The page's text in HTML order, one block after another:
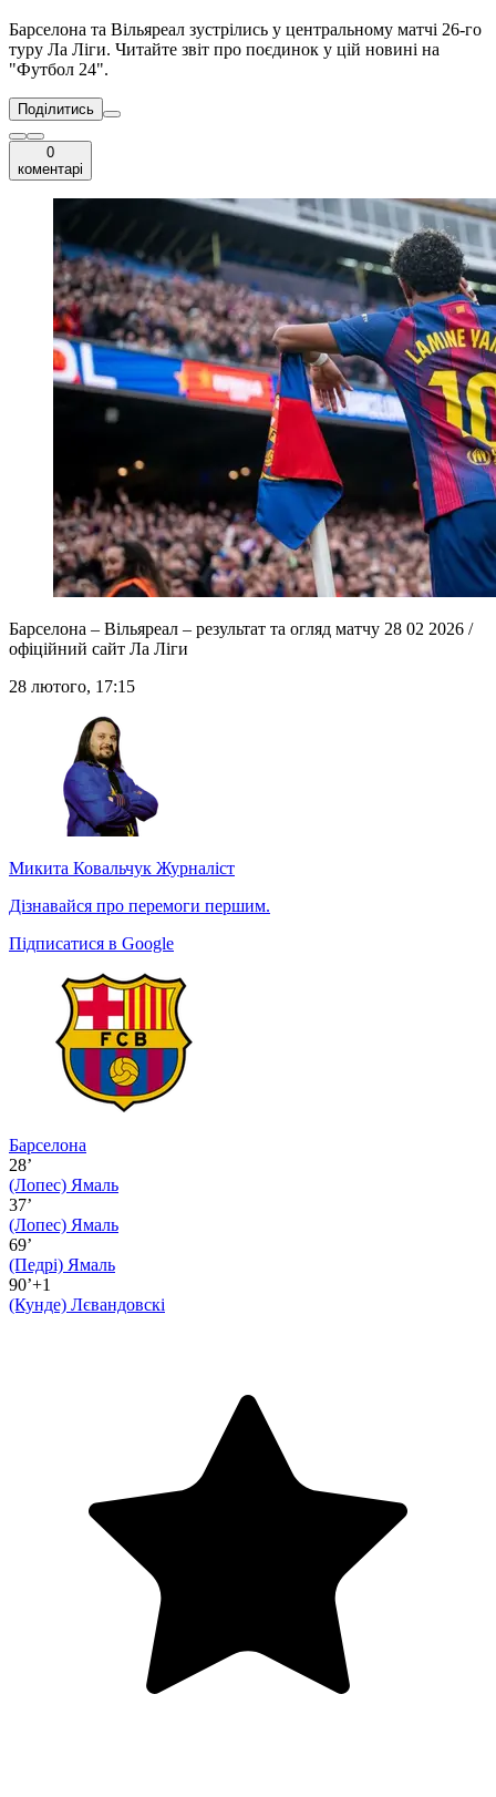
Барселона та Вільяреал зустрілись у центральному матчі 26-го
туру Ла Ліги. Читайте звіт про поєдинок у цій новині на
"Футбол 24".
Поділитись
0
коментарі
Барселона – Вільяреал – результат та огляд матчу 28 02 2026 /
офіційний сайт Ла Ліги
28 лютого, 17:15
Микита Ковальчук Журналіст
Дізнавайся про перемоги першим.
Підписатися в Google
Барселона
28’
(Лопес) Ямаль
37’
(Лопес) Ямаль
69’
(Педрі) Ямаль
90’+1
(Кунде) Лєвандовскі